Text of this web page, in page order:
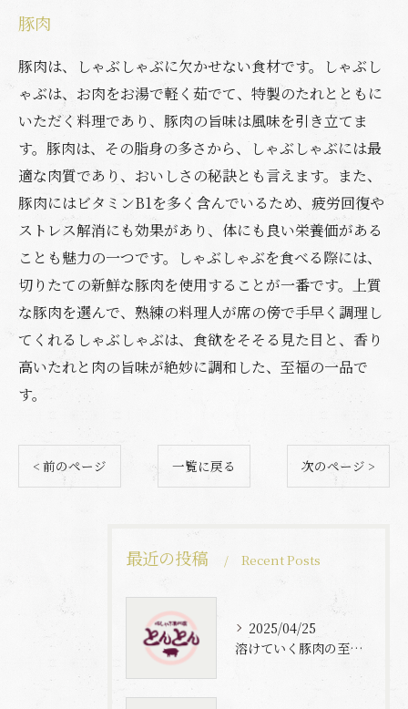
豚肉
豚肉は、しゃぶしゃぶに欠かせない食材です。しゃぶし
ゃぶは、お肉をお湯で軽く茹でて、特製のたれとともに
いただく料理であり、豚肉の旨味は風味を引き立てま
す。豚肉は、その脂身の多さから、しゃぶしゃぶには最
適な肉質であり、おいしさの秘訣とも言えます。また、
豚肉にはビタミンB1を多く含んでいるため、疲労回復や
ストレス解消にも効果があり、体にも良い栄養価がある
ことも魅力の一つです。しゃぶしゃぶを食べる際には、
切りたての新鮮な豚肉を使用することが一番です。上質
な豚肉を選んで、熟練の料理人が席の傍で手早く調理し
てくれるしゃぶしゃぶは、食欲をそそる見た目と、香り
高いたれと肉の旨味が絶妙に調和した、至福の一品で
す。
< 前のページ 一覧に戻る 次のページ >
最近の投稿 Recent Posts
2025/04/25
溶けていく豚肉の至福体験